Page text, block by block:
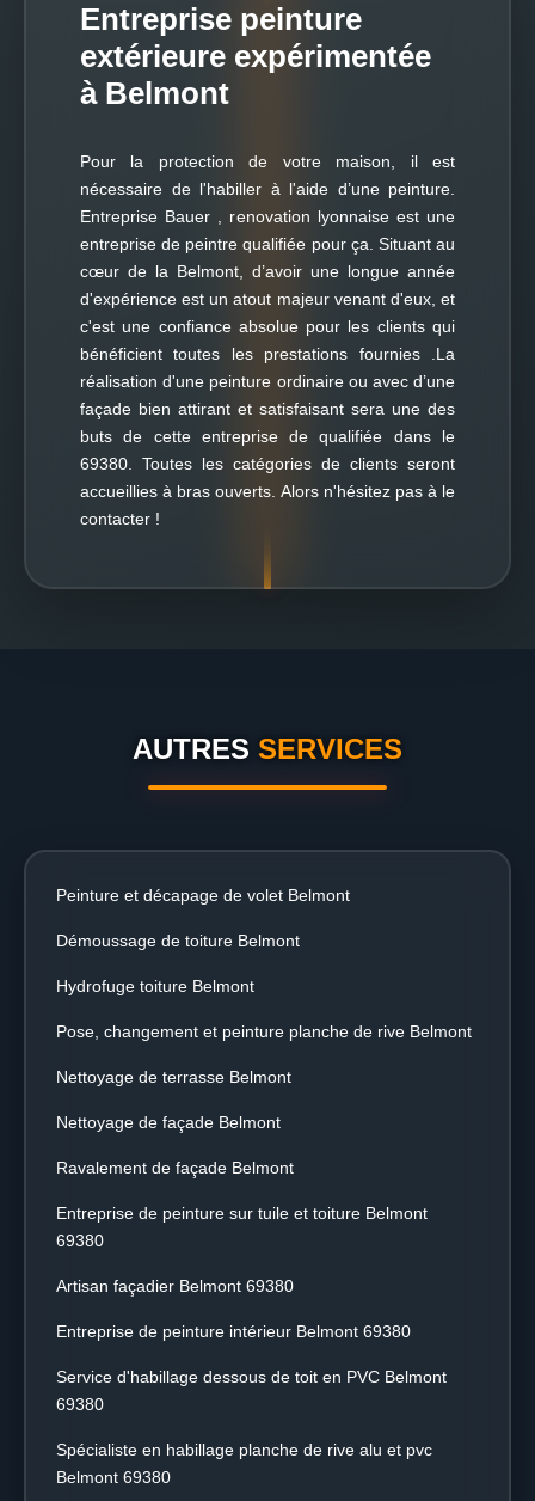
Entreprise peinture
extérieure expérimentée
à Belmont
Pour la protection de votre maison, il est
nécessaire de l'habiller à l'aide d’une peinture.
Entreprise Bauer , renovation lyonnaise est une
entreprise de peintre qualifiée pour ça. Situant au
cœur de la Belmont, d’avoir une longue année
d'expérience est un atout majeur venant d'eux, et
c'est une confiance absolue pour les clients qui
bénéficient toutes les prestations fournies .La
réalisation d'une peinture ordinaire ou avec d’une
façade bien attirant et satisfaisant sera une des
buts de cette entreprise de qualifiée dans le
69380. Toutes les catégories de clients seront
accueillies à bras ouverts. Alors n'hésitez pas à le
contacter !
AUTRES SERVICES
Peinture et décapage de volet Belmont
Démoussage de toiture Belmont
Hydrofuge toiture Belmont
Pose, changement et peinture planche de rive Belmont
Nettoyage de terrasse Belmont
Nettoyage de façade Belmont
Ravalement de façade Belmont
Entreprise de peinture sur tuile et toiture Belmont
69380
Artisan façadier Belmont 69380
Entreprise de peinture intérieur Belmont 69380
Service d'habillage dessous de toit en PVC Belmont
69380
Spécialiste en habillage planche de rive alu et pvc
Belmont 69380